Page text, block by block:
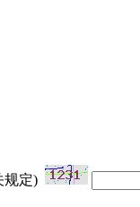
规定)